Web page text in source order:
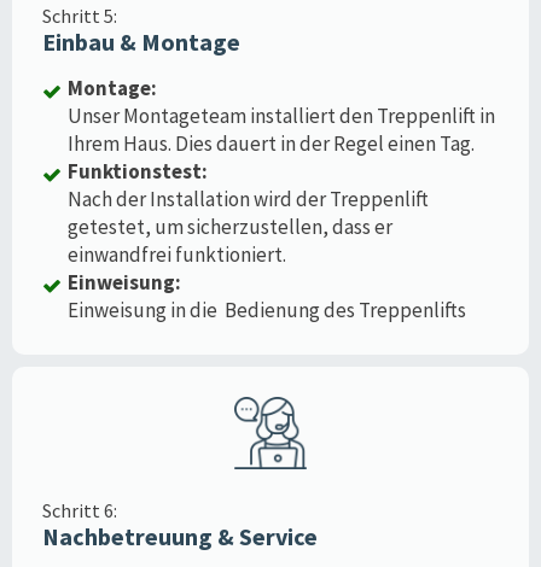
Schritt 5:
Einbau & Montage
Montage:
Unser Montageteam installiert den Treppenlift in
Ihrem Haus. Dies dauert in der Regel einen Tag.
Funktionstest:
Nach der Installation wird der Treppenlift
getestet, um sicherzustellen, dass er
einwandfrei funktioniert.
Einweisung:
Einweisung in die Bedienung des Treppenlifts
Schritt 6:
Nachbetreuung & Service